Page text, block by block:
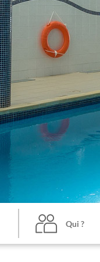
Qui ?